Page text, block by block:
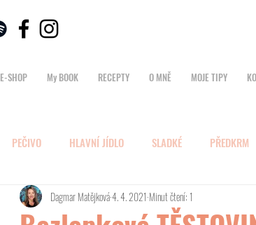
E-SHOP My BOOK RECEPTY O MNĚ MOJE TIPY
PEČIVO HLAVNÍ JÍDLO SLADKÉ PŘEDKRM
Dagmar Matějková4. 4. 2021 Minut čtení: 1